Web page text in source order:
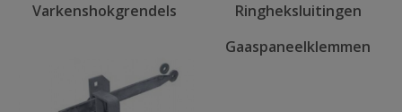
Varkenshokgrendels Ringheksluitingen
Gaaspaneelklemmen